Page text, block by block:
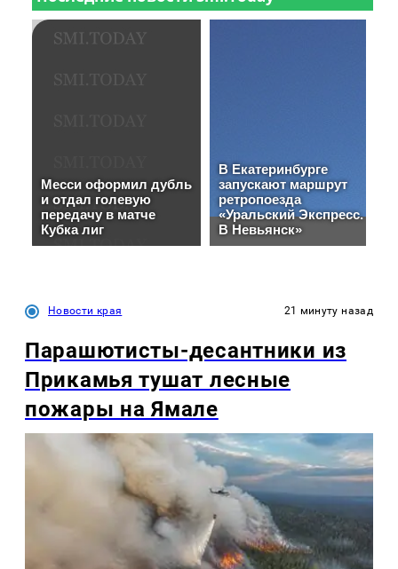
Новости края 21 минуту назад
Парашютисты-десантники из
Прикамья тушат лесные
пожары на Ямале